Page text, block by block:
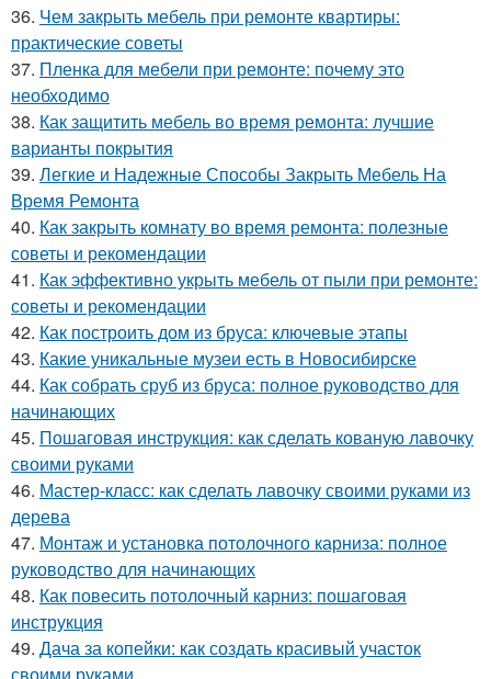
36. Чем закрыть мебель при ремонте квартиры:
практические советы
37. Пленка для мебели при ремонте: почему это
необходимо
38. Как защитить мебель во время ремонта: лучшие
варианты покрытия
39. Легкие и Надежные Способы Закрыть Мебель На
Время Ремонта
40. Как закрыть комнату во время ремонта: полезные
советы и рекомендации
41. Как эффективно укрыть мебель от пыли при ремонте:
советы и рекомендации
42. Как построить дом из бруса: ключевые этапы
43. Какие уникальные музеи есть в Новосибирске
44. Как собрать сруб из бруса: полное руководство для
начинающих
45. Пошаговая инструкция: как сделать кованую лавочку
своими руками
46. Мастер-класс: как сделать лавочку своими руками из
дерева
47. Монтаж и установка потолочного карниза: полное
руководство для начинающих
48. Как повесить потолочный карниз: пошаговая
инструкция
49. Дача за копейки: как создать красивый участок
своими руками